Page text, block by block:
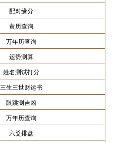
配对缘分
黄历查询
万年历查询
运势测算
姓名测试打分
三生三世财运书
眼跳测吉凶
万年历查询
六爻排盘